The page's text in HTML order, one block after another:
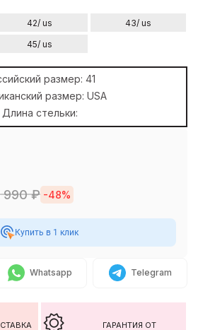
42/ us
43/ us
45/ us
размер: 41
размер: USA
Длина стельки:
990₽ -48%
Купить в 1 клик
Whatsapp Telegram
ГАРАНТИЯ ОТ